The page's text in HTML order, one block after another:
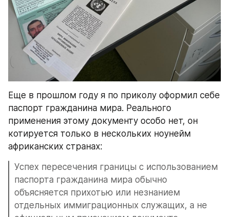
Еще в прошлом году я по приколу оформил себе
паспорт гражданина мира. Реального
применения этому документу особо нет, он
котируется только в нескольких ноунейм
африканских странах:
Успех пересечения границы с использованием
паспорта гражданина мира обычно
объясняется прихотью или незнанием
отдельных иммиграционных служащих, а не